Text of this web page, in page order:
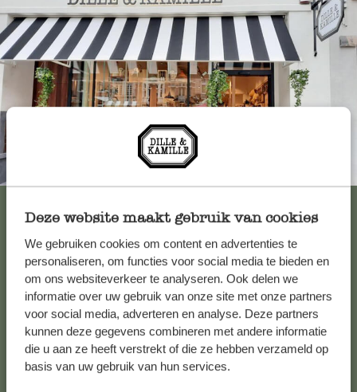
Deze website maakt gebruik van cookies
We gebruiken cookies om content en advertenties te
personaliseren, om functies voor social media te bieden en
om ons websiteverkeer te analyseren. Ook delen we
informatie over uw gebruik van onze site met onze partners
voor social media, adverteren en analyse. Deze partners
kunnen deze gegevens combineren met andere informatie
die u aan ze heeft verstrekt of die ze hebben verzameld op
basis van uw gebruik van hun services.
Immer in der Nähe
Kundenservice/Hilfe
Falls Sie Fragen haben oder Tipps und Hilfe brauchen, wenden
Sie sich bitte an unseren Kundenservice. Oder lesen Sie hier
die Antworten aufhäufig gestellte Fragen.